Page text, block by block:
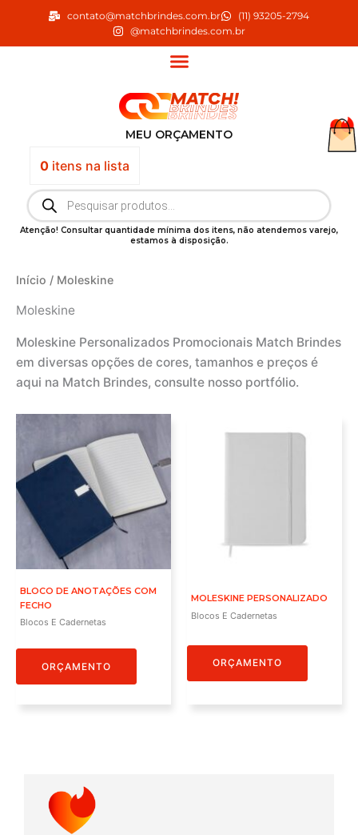
o
contato@matchbrindes.com.br
(11) 93205-2794
@matchbrindes.com.br
MEU ORÇAMENTO
0itens na lista
Pesquisar
produtos
Atenção! Consultar quantidade mínima dos itens, não atendemos varejo,
estamos à disposição.
Início / Moleskine
Moleskine
Moleskine Personalizados Promocionais Match Brindes
em diversas opções de cores, tamanhos e preços é
aqui na Match Brindes, consulte nosso portfólio.
BLOCO DE ANOTAÇÕES COM
FECHO
Blocos E Cadernetas
ORÇAMENTO
MOLESKINE PERSONALIZADO
Blocos E Cadernetas
ORÇAMENTO